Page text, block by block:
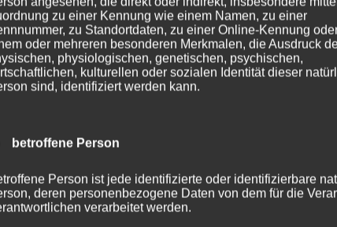
Der Fachkongress
Fachvorträgen und
zu einer Kennung wie einem Namen, zu einer
zu Standortdaten, zu einer Online-Kennung
oder mehreren besonderen Merkmalen, die Ausdruck
physiologischen, genetischen, psychischen,
kulturellen oder sozialen Identität dieser
sind, identifiziert werden kann.
betroffene Person
Person ist jede identifizierte oder identifizierbare
deren personenbezogene Daten von dem für die
verarbeitet werden.